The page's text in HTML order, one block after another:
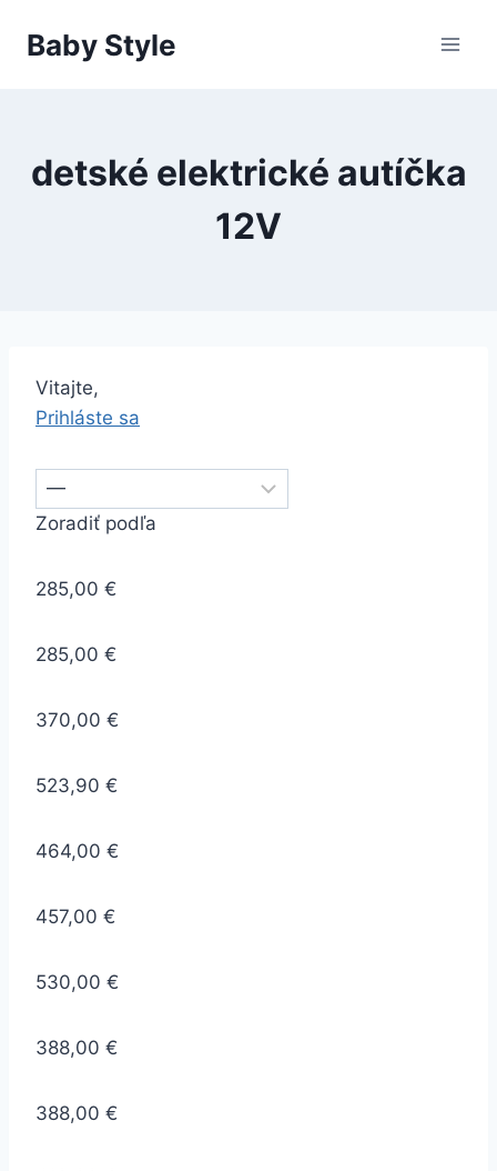
Baby Style
detské elektrické autíčka
12V
Vitajte,
Prihláste sa
Zoradiť podľa
285,00 €
285,00 €
370,00 €
523,90 €
464,00 €
457,00 €
530,00 €
388,00 €
388,00 €